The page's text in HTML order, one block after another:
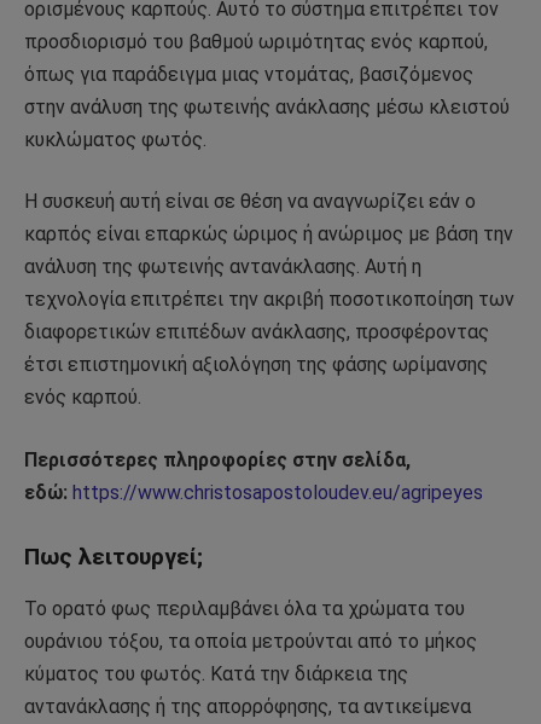
ορισμένους καρπούς. Αυτό το σύστημα επιτρέπει τον
προσδιορισμό του βαθμού ωριμότητας ενός καρπού,
όπως για παράδειγμα μιας ντομάτας, βασιζόμενος
στην ανάλυση της φωτεινής ανάκλασης μέσω κλειστού
κυκλώματος φωτός.
Η συσκευή αυτή είναι σε θέση να αναγνωρίζει εάν ο
καρπός είναι επαρκώς ώριμος ή ανώριμος με βάση την
ανάλυση της φωτεινής αντανάκλασης. Αυτή η
τεχνολογία επιτρέπει την ακριβή ποσοτικοποίηση των
διαφορετικών επιπέδων ανάκλασης, προσφέροντας
έτσι επιστημονική αξιολόγηση της φάσης ωρίμανσης
ενός καρπού.
Περισσότερες πληροφορίες στην σελίδα,
εδώ: https://www.christosapostoloudev.eu/agripeyes
Πως λειτουργεί;
Το ορατό φως περιλαμβάνει όλα τα χρώματα του
ουράνιου τόξου, τα οποία μετρούνται από το μήκος
κύματος του φωτός. Κατά την διάρκεια της
αντανάκλασης ή της απορρόφησης, τα αντικείμενα